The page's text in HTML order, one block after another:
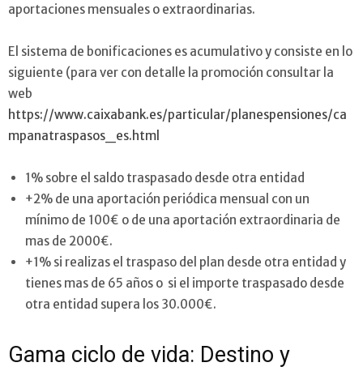
aportaciones mensuales o extraordinarias.
El sistema de bonificaciones es acumulativo y consiste en lo
siguiente (para ver con detalle la promoción consultar la
web
https://www.caixabank.es/particular/planespensiones/ca
mpanatraspasos_es.html
1% sobre el saldo traspasado desde otra entidad
+2% de una aportación periódica mensual con un
mínimo de 100€ o de una aportación extraordinaria de
mas de 2000€.
+1% si realizas el traspaso del plan desde otra entidad y
tienes mas de 65 años o si el importe traspasado desde
otra entidad supera los 30.000€.
Gama ciclo de vida: Destino y